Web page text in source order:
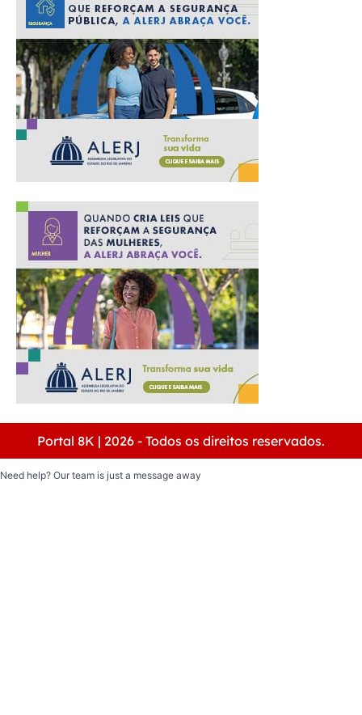
Portal 8K | 2026 - Todos os direitos reservados.
Need help? Our team is just a message away